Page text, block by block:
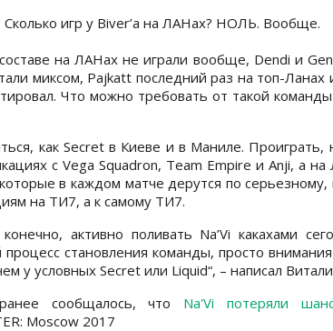
Сколько игр у Biver’a на ЛАНах? НОЛЬ. Вообще.
составе на ЛАНах не играли вообще, Dendi и
миксом, Pajkatt последний раз на топ-
Что можно требовать от такой
как Secret в Киеве и в Маниле. Проиграть,
с Vega Squadron, Team Empire и Anji, а
в каждом матче дерутся по серьезному,
на ТИ7, а к самому ТИ7.
активно поливать Na’Vi какахами
процесс становления команды, просто
у условных Secret или Liquid“, – написал
сообщалось, что Na'Vi потеряли
Moscow 2017